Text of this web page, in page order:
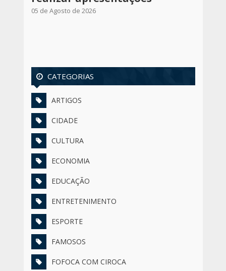
05 de Agosto de 2026
CATEGORIAS
ARTIGOS
CIDADE
CULTURA
ECONOMIA
EDUCAÇÃO
ENTRETENIMENTO
ESPORTE
FAMOSOS
FOFOCA COM CIROCA